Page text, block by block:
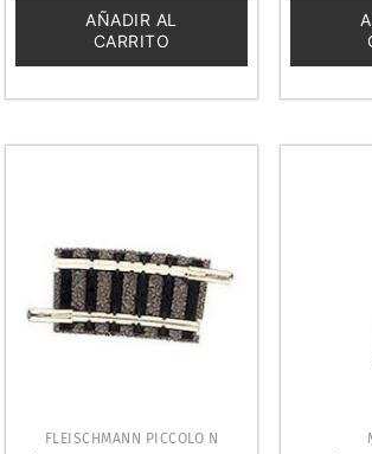
5
AÑADIR AL
CARRITO
5
FLEISCHMANN PICCOLO N